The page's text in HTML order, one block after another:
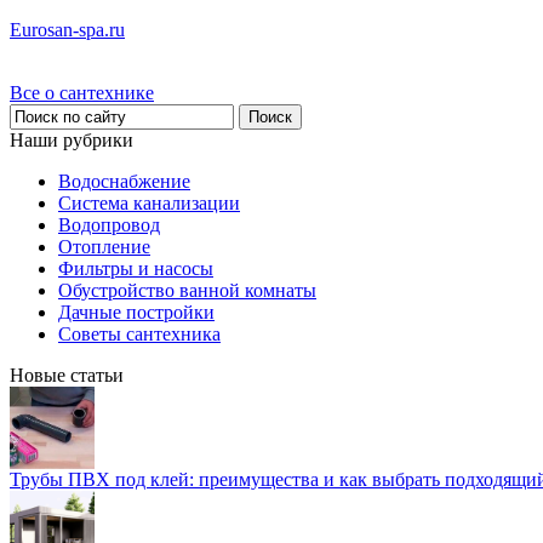
Eurosan-spa.ru
Все о сантехнике
Наши рубрики
Водоснабжение
Система канализации
Водопровод
Отопление
Фильтры и насосы
Обустройство ванной комнаты
Дачные постройки
Советы сантехника
Новые статьи
Трубы ПВХ под клей: преимущества и как выбрать